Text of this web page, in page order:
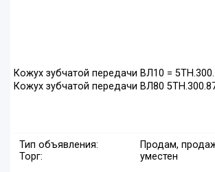
Кожух зубчатой передачи ВЛ10 =
Кожух зубчатой передачи ВЛ80
Тип объявления:
Продам,
Торг:
уместен